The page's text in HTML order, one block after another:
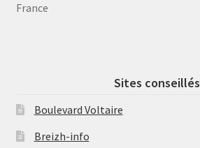
France
Sites conseillés
Boulevard Voltaire
Breizh-info